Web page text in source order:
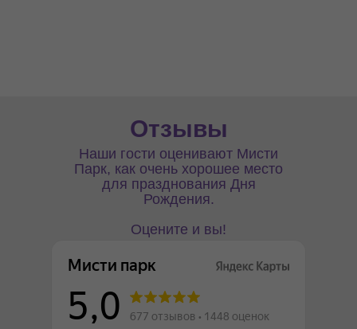
Отзывы
Наши гости оценивают Мисти
Парк, как очень хорошее место
для празднования Дня
Рождения.
Оцените и вы!